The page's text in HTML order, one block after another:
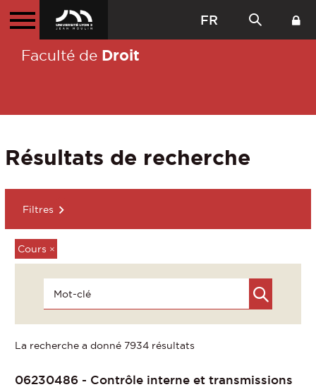
FR
Faculté de Droit
Résultats de recherche
Filtres
Cours ×
La recherche a donné 7934 résultats
06230486 - Contrôle interne et transmissions